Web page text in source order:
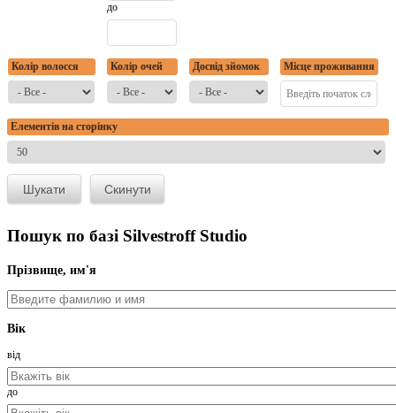
до
Колір волосся Колір очей Досвід зйомок Місце проживання
Елементів на сторінку
Пошук по базі Silvestroff Studio
Прізвище, им'я
Вік
від
до